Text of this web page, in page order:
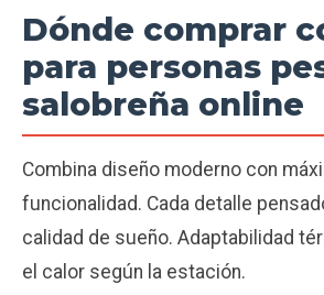
Dónde comprar
para personas
salobreña online
Combina diseño moderno con
funcionalidad. Cada detalle
calidad de sueño. Adaptabilidad
el calor según la estación.